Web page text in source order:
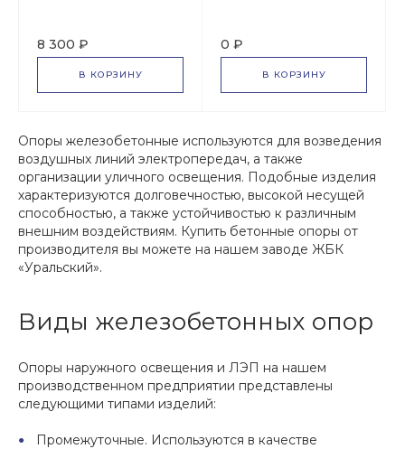
8 300 ₽
В КОРЗИНУ
0 ₽
В КОРЗИНУ
Опоры железобетонные используются для возведения
воздушных линий электропередач, а также
организации уличного освещения. Подобные изделия
характеризуются долговечностью, высокой несущей
способностью, а также устойчивостью к различным
внешним воздействиям. Купить бетонные опоры от
производителя вы можете на нашем заводе ЖБК
«Уральский».
Виды железобетонных опор
Опоры наружного освещения и ЛЭП на нашем
производственном предприятии представлены
следующими типами изделий:
Промежуточные. Используются в качестве